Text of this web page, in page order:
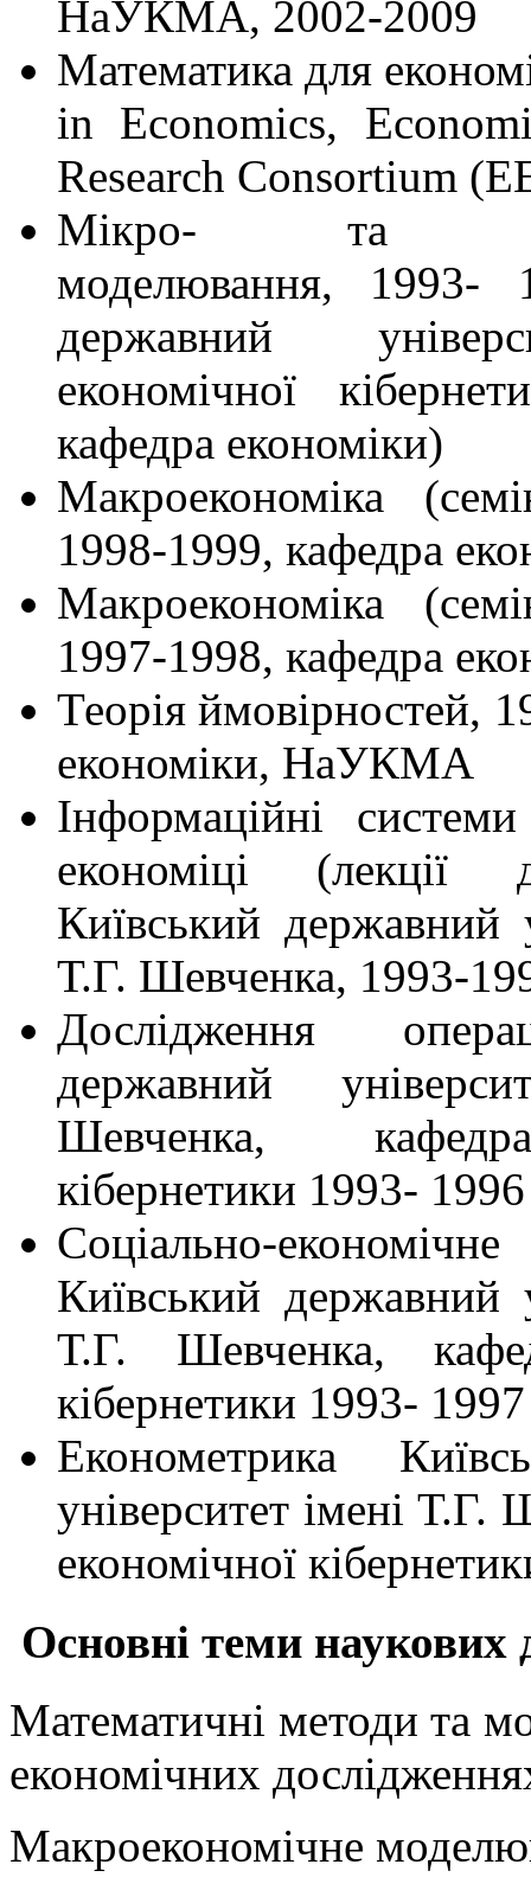
НаУКМА, 2002-2009
Математика для
in Economics,
Research Consortium
Мікро- та
моделювання, 1993-
державний
економічної
кафедра економіки)
Макроекономіка
1998-1999, кафедра
Макроекономіка
1997-1998, кафедра
Теорія ймовірностей,
економіки, НаУКМА
Інформаційні
економіці (лекції
Київський державний
Т.Г. Шевченка, 1993-
Дослідження
державний
Шевченка,
кібернетики 1993- 1996
Соціально-
Київський державний
Т.Г. Шевченка,
кібернетики 1993- 1997
Економетрика
університет імені Т.Г.
економічної
Основні теми наукових
Математичні методи та
економічних
Макроекономічне